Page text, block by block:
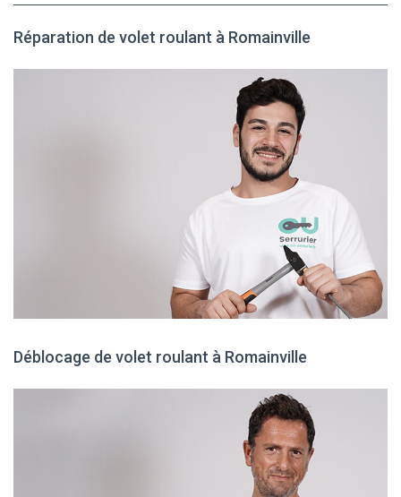
Réparation de volet roulant à Romainville
Déblocage de volet roulant à Romainville